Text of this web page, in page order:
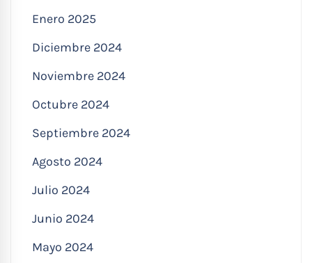
Enero 2025
Diciembre 2024
Noviembre 2024
Octubre 2024
Septiembre 2024
Agosto 2024
Julio 2024
Junio 2024
Mayo 2024